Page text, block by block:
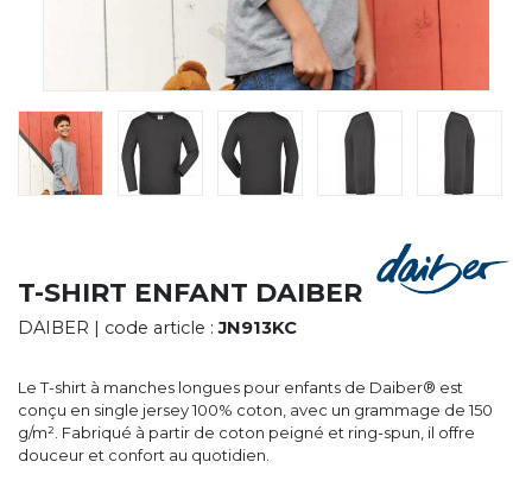
SERVICES
ROADSHOWS, FORUM DES EXPERTS
CATALOGUES & TARIFS
MARQUES & CERTIFICATS
TECHNIQUES MARQUAGE
T-SHIRT ENFANT DAIBER
DAIBER | code article :JN913KC
Le T-shirt à manches longues pour enfants de Daiber® est
conçu en single jersey 100% coton, avec un grammage de 150
g/m². Fabriqué à partir de coton peigné et ring-spun, il offre
douceur et confort au quotidien.